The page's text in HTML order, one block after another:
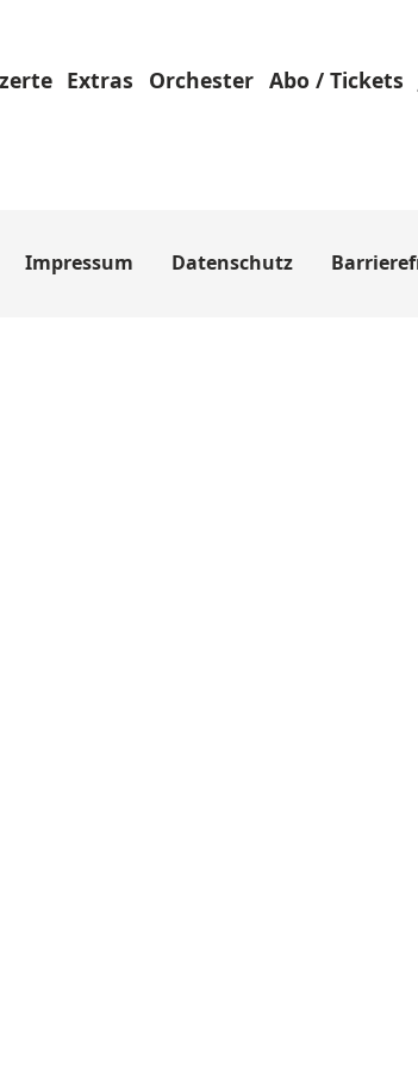
Extras Orchester Abo / Tickets
Impressum Datenschutz